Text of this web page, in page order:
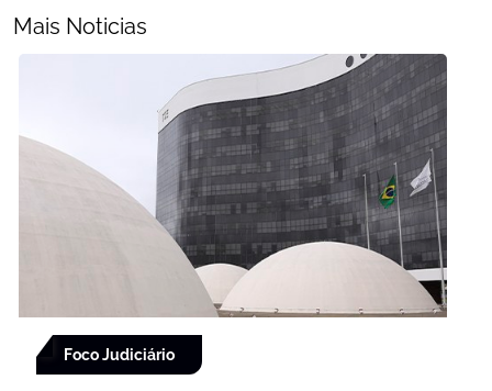
Mais Noticias
Foco Judiciário